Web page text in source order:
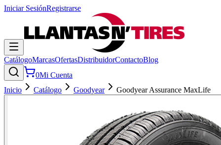
Iniciar SesiónRegistrarse
CatálogoMarcasOfertasDistribuidorContactoBlog
0Mi Cuenta
Inicio
Catálogo Goodyear Goodyear Assurance MaxLife